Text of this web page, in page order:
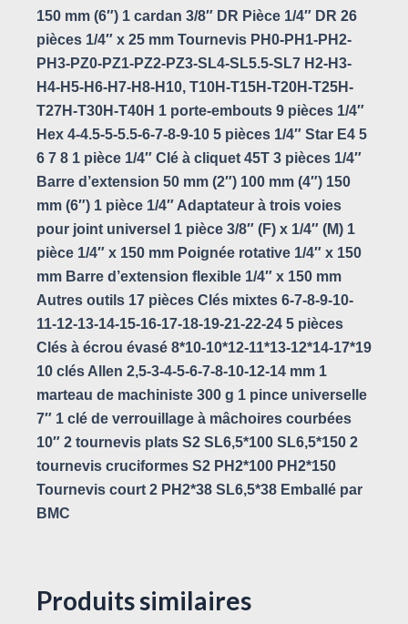
150 mm (6″) 1 cardan 3/8″ DR Pièce 1/4″ DR 26
pièces 1/4″ x 25 mm Tournevis PH0-PH1-PH2-
PH3-PZ0-PZ1-PZ2-PZ3-SL4-SL5.5-SL7 H2-H3-
H4-H5-H6-H7-H8-H10, T10H-T15H-T20H-T25H-
T27H-T30H-T40H 1 porte-embouts 9 pièces 1/4″
Hex 4-4.5-5-5.5-6-7-8-9-10 5 pièces 1/4″ Star E4 5
6 7 8 1 pièce 1/4″ Clé à cliquet 45T 3 pièces 1/4″
Barre d’extension 50 mm (2″) 100 mm (4″) 150
mm (6″) 1 pièce 1/4″ Adaptateur à trois voies
pour joint universel 1 pièce 3/8″ (F) x 1/4″ (M) 1
pièce 1/4″ x 150 mm Poignée rotative 1/4″ x 150
mm Barre d’extension flexible 1/4″ x 150 mm
Autres outils 17 pièces Clés mixtes 6-7-8-9-10-
11-12-13-14-15-16-17-18-19-21-22-24 5 pièces
Clés à écrou évasé 8*10-10*12-11*13-12*14-17*19
10 clés Allen 2,5-3-4-5-6-7-8-10-12-14 mm 1
marteau de machiniste 300 g 1 pince universelle
7″ 1 clé de verrouillage à mâchoires courbées
10″ 2 tournevis plats S2 SL6,5*100 SL6,5*150 2
tournevis cruciformes S2 PH2*100 PH2*150
Tournevis court 2 PH2*38 SL6,5*38 Emballé par
BMC
Produits similaires